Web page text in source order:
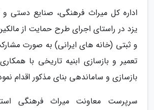
اداره کل میراث فرهنگی، صنایع دستی
یزد در راستای اجرای طرح حمایت از
و ثبتی (خانه های ایرانی) به صورت
تعمیر و بازسازی ابنیه تاریخی با
بازسازی و ساماندهی بنای مذکور اقدام
سرپرست معاونت میراث فرهنگی